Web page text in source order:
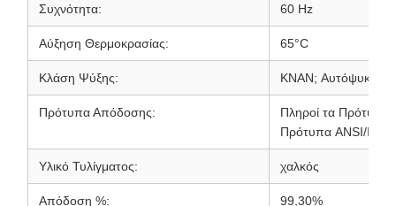
Συχνότητα: 60 Hz
Αύξηση Θερμοκρασίας: 65°C
Κλάση Ψύξης: KNAN; Αυτόψυκτος
Πρότυπα Απόδοσης:
Πληροί τα Πρότυπα
Πρότυπα ANSI/IEEE
Υλικό Τυλίγματος: χαλκός
Απόδοση %: 99,30%